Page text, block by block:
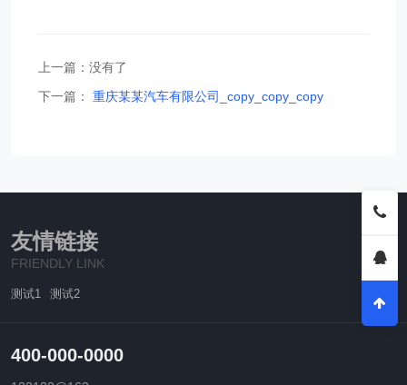
上一篇：没有了
下一篇：
重庆某某汽车有限公司_copy_copy_copy
友情链接
FRIENDLY LINK
测试1 测试2
400-000-0000